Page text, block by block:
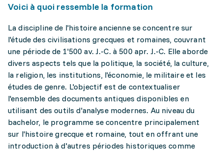
Voici à quoi ressemble la formation
La discipline de l'histoire ancienne se concentre sur
l'étude des civilisations grecques et romaines, couvrant
une période de 1'500 av. J.-C. à 500 apr. J.-C. Elle aborde
divers aspects tels que la politique, la société, la culture,
la religion, les institutions, l'économie, le militaire et les
études de genre. L'objectif est de contextualiser
l'ensemble des documents antiques disponibles en
utilisant des outils d'analyse modernes. Au niveau du
bachelor, le programme se concentre principalement
sur l'histoire grecque et romaine, tout en offrant une
introduction à d'autres périodes historiques comme